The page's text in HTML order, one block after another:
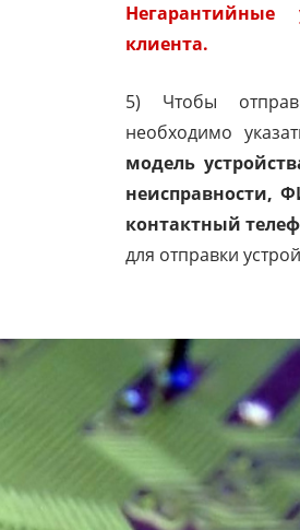
Негарантийные
клиента.
5) Чтобы
необходимо
модель
неисправности,
контактный
для отправки